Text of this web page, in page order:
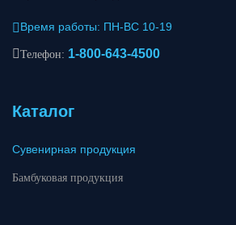
Время работы: ПН-ВС 10-19
Телефон: 1-800-643-4500
Каталог
Сувенирная продукция
Бамбуковая продукция